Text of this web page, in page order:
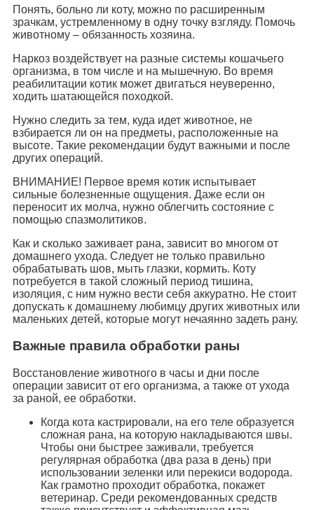
Понять, больно ли коту, можно по расширенным
зрачкам, устремленному в одну точку взгляду. Помочь
животному – обязанность хозяина.
Наркоз воздействует на разные системы кошачьего
организма, в том числе и на мышечную. Во время
реабилитации котик может двигаться неуверенно,
ходить шатающейся походкой.
Нужно следить за тем, куда идет животное, не
взбирается ли он на предметы, расположенные на
высоте. Такие рекомендации будут важными и после
других операций.
ВНИМАНИЕ! Первое время котик испытывает
сильные болезненные ощущения. Даже если он
переносит их молча, нужно облегчить состояние с
помощью спазмолитиков.
Как и сколько заживает рана, зависит во многом от
домашнего ухода. Следует не только правильно
обрабатывать шов, мыть глазки, кормить. Коту
потребуется в такой сложный период тишина,
изоляция, с ним нужно вести себя аккуратно. Не стоит
допускать к домашнему любимцу других животных или
маленьких детей, которые могут нечаянно задеть рану.
Важные правила обработки раны
Восстановление животного в часы и дни после
операции зависит от его организма, а также от ухода
за раной, ее обработки.
Когда кота кастрировали, на его теле образуется
сложная рана, на которую накладываются швы.
Чтобы они быстрее заживали, требуется
регулярная обработка (два раза в день) при
использовании зеленки или перекиси водорода.
Как грамотно проходит обработка, покажет
ветеринар. Среди рекомендованных средств